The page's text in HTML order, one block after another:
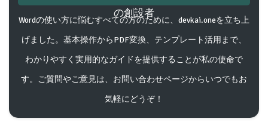
Wordの使い方に悩むすべての方のために、devkai.oneを立ち上
げました。基本操作からPDF変換、テンプレート活用まで、
わかりやすく実用的なガイドを提供することが私の使命で
す。ご質問やご意見は、お問い合わせページからいつでもお
気軽にどうぞ！